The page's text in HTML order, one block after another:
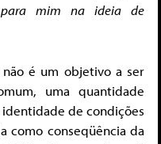
mim na ideia de
é um objetivo a ser
uma quantidade
de condições
como conseqüência da